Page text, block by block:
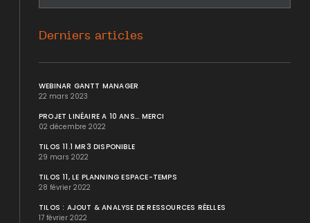
Derniers articles
WEBINAR GANTT MANAGER
22 mars 2023
PROJET LINÉAIRE A 10 ANS... MERCI
02 décembre 2022
TILOS 11.1 MR3 DISPONIBLE
29 mars 2022
TILOS 11, LE PLANNING ESPACE-TEMPS
28 février 2022
TILOS : AJOUT & ANALYSE DE RESSOURCES RÉELLES
17 février 2022